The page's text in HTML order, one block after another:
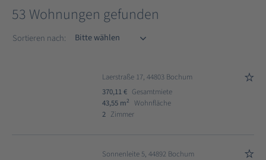
53 Wohnungen gefunden
Sortieren nach:
Laerstraße 17, 44803 Bochum
370,11 € Gesamtmiete
43,55 m2
Wohnfläche
2 Zimmer
Sonnenleite 5, 44892 Bochum